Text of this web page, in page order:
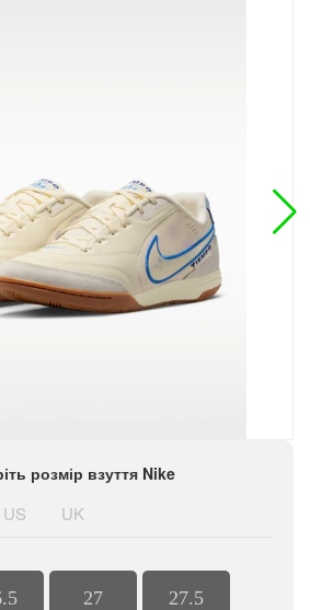
розмір взуття Nike
US UK
27 27.5